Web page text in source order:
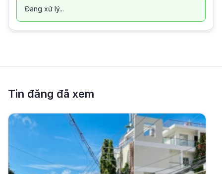
Đang xử lý...
Tin đăng đã xem